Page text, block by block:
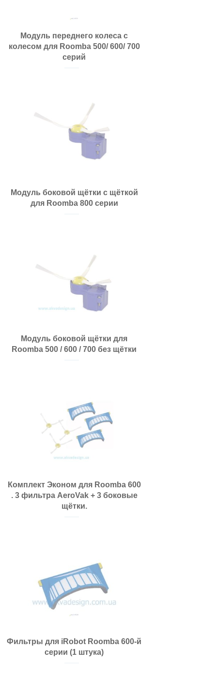
Модуль переднего колеса с
колесом для Roomba 500/ 600/ 700
серий
Модуль боковой щётки с щёткой
для Roomba 800 серии
Модуль боковой щётки для
Roomba 500 / 600 / 700 без щётки
Комплект Эконом для Roomba 600
. 3 фильтра AeroVak + 3 боковые
щётки.
Фильтры для iRobot Roomba 600-й
серии (1 штука)